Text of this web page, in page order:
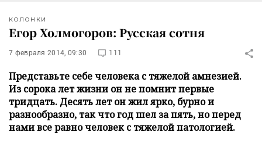
КОЛОНКИ
Егор Холмогоров: Русская сотня
7 февраля 2014, 09:30 111
Представьте себе человека с тяжелой амнезией.
Из сорока лет жизни он не помнит первые
тридцать. Десять лет он жил ярко, бурно и
разнообразно, так что год шел за пять, но перед
нами все равно человек с тяжелой патологией.